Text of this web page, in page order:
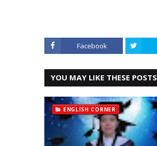
Facebook
YOU MAY LIKE THESE POSTS
ENGLISH CORNER